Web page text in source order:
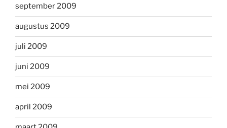
september 2009
augustus 2009
juli 2009
juni 2009
mei 2009
april 2009